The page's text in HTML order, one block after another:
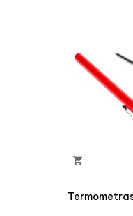
